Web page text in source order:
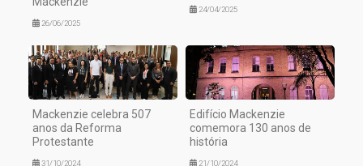
26/06/2025
24/04/2025
Mackenzie celebra 507
anos da Reforma
Protestante
31/10/2024
Edifício Mackenzie
comemora 130 anos de
história
21/10/2024